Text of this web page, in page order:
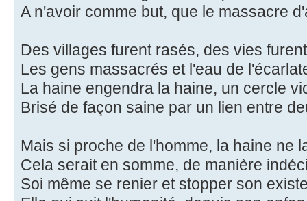
A n'avoir comme but, que le massacre
Des villages furent rasés, des vies
Les gens massacrés et l'eau de
La haine engendra la haine, un cercle
Brisé de façon saine par un lien entre
Mais si proche de l'homme, la haine ne
Cela serait en somme, de manière
Soi même se renier et stopper son